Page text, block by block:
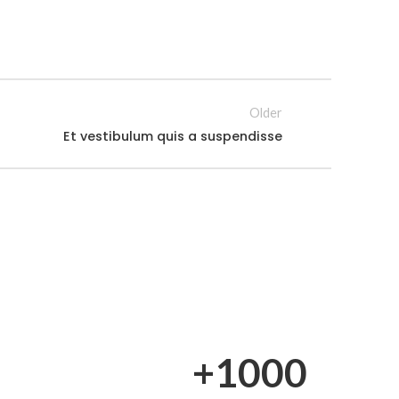
Older
Et vestibulum quis a suspendisse
+1000